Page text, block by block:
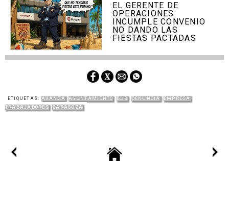
EL GERENTE DE
OPERACIONES
INCUMPLE CONVENIO
NO DANDO LAS
FIESTAS PACTADAS
ETIQUETAS: AVANZA AYUNTAMIENTO BUS DENUNCIA
EMPRESA
TRABAJADORES
ZARAGOZA